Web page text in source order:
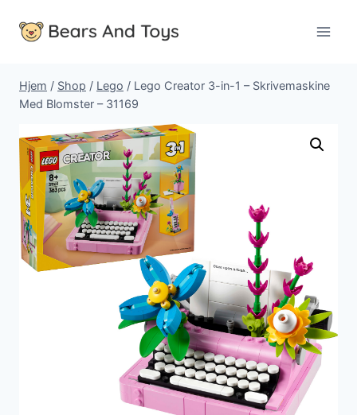
Hjem / Shop / Lego / Lego Creator 3-in-1 – Skrivemaskine
Med Blomster – 31169